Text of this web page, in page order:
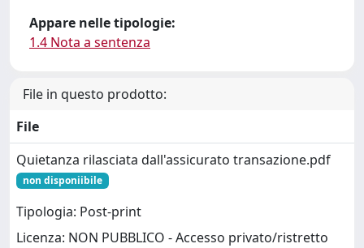
Appare nelle tipologie:
1.4 Nota a sentenza
File in questo prodotto:
File
Quietanza rilasciata dall'assicurato transazione.pdf
non disponiibile
Tipologia: Post-print
Licenza: NON PUBBLICO - Accesso privato/ristretto